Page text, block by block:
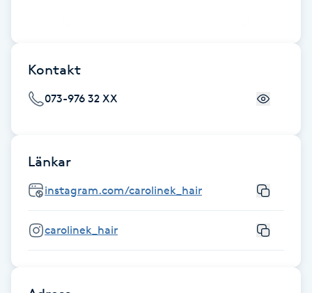
Fransförlängning Volym
Fransk manikyr
Frekvensterapi
Friskvård
Kontakt
073-976 32 XX
Länkar
instagram.com/carolinek_hair
carolinek_hair